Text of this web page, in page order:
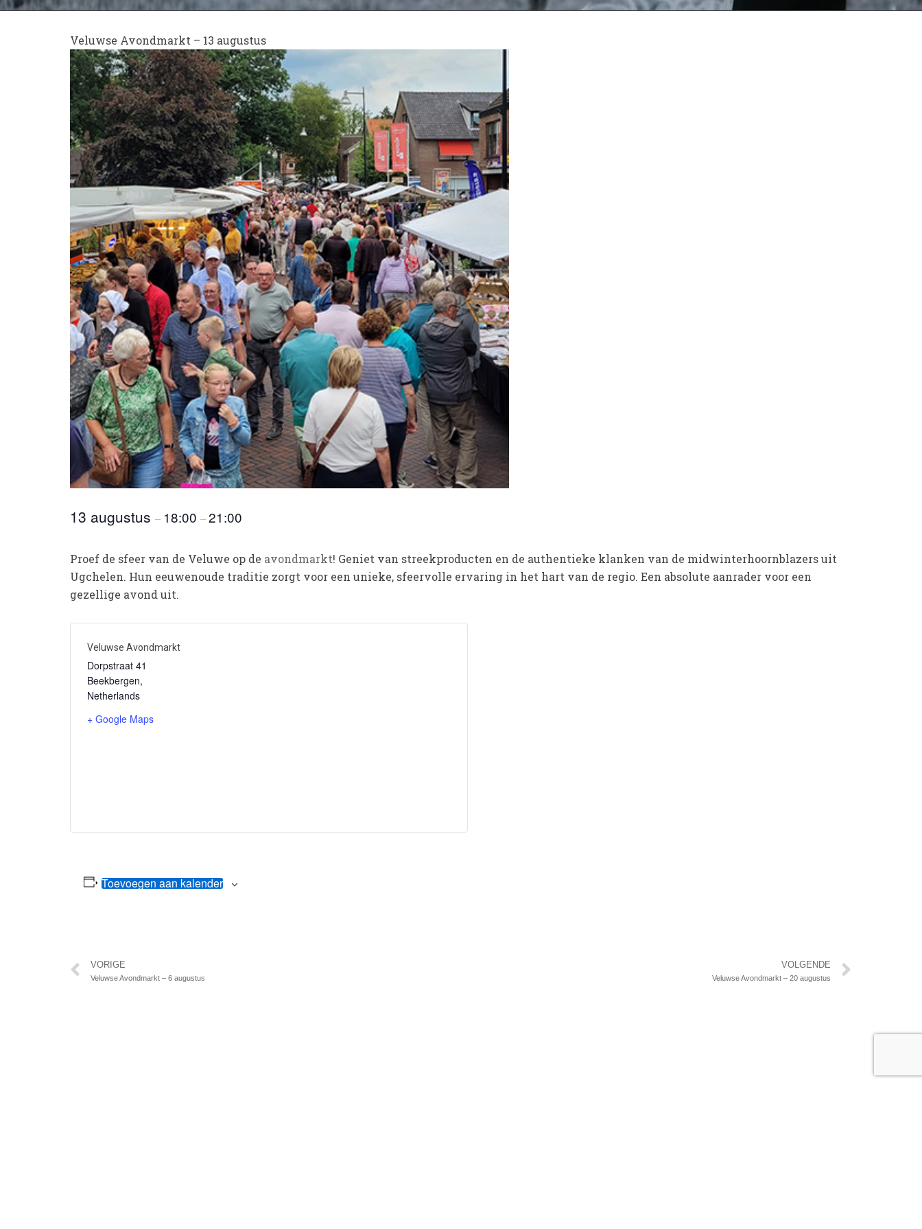
Veluwse Avondmarkt – 13 augustus
13 augustus – 18:00 –21:00
Proef de sfeer van de Veluwe op de avondmarkt! Geniet van streekproducten en de authentieke klanken van de midwinterhoornblazers uit
Ugchelen. Hun eeuwenoude traditie zorgt voor een unieke, sfeervolle ervaring in het hart van de regio. Een absolute aanrader voor een
gezellige avond uit.
Veluwse Avondmarkt
Dorpstraat 41
Beekbergen,
Netherlands
+ Google Maps
Toevoegen aan kalender
Vorige
VORIGE
Veluwse Avondmarkt – 6 augustus
VOLGENDE
Veluwse Avondmarkt – 20 augustus